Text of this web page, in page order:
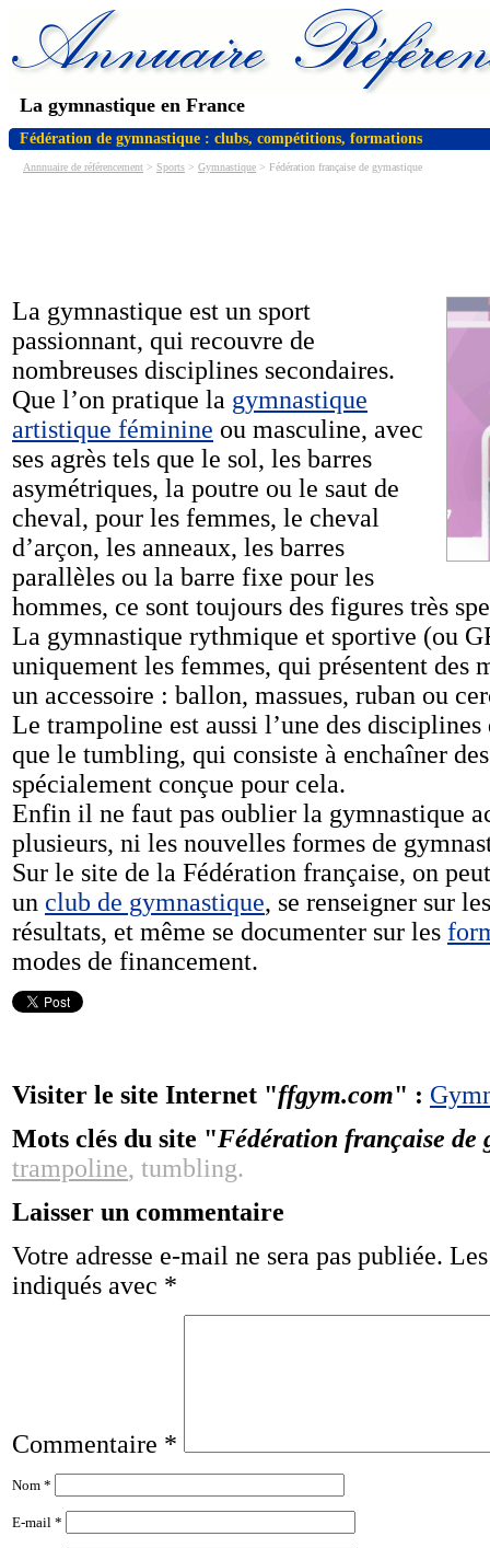
La gymnastique en France
Fédération de gymnastique : clubs, compétitions, formations
Annnuaire de référencement > Sports > Gymnastique > Fédération française de gymastique
La gymnastique est un sport
passionnant, qui recouvre de
nombreuses disciplines secondaires.
Que l’on pratique la gymnastique
artistique féminine ou masculine, avec
ses agrès tels que le sol, les barres
asymétriques, la poutre ou le saut de
cheval, pour les femmes, le cheval
d’arçon, les anneaux, les barres
parallèles ou la barre fixe pour les
hommes, ce sont toujours des figures très
La gymnastique rythmique et sportive (ou
uniquement les femmes, qui présentent des
un accessoire : ballon, massues, ruban ou
Le trampoline est aussi l’une des
que le tumbling, qui consiste à enchaîner
spécialement conçue pour cela.
Enfin il ne faut pas oublier la gymnastique
plusieurs, ni les nouvelles formes de
Sur le site de la Fédération française, on
un club de gymnastique, se renseigner sur
résultats, et même se documenter sur les
modes de financement.
Visiter le site Internet "ffgym.com" :
Mots clés du site "Fédération française de
trampoline, tumbling.
Laisser un commentaire
Votre adresse e-mail ne sera pas publiée.
indiqués avec *
Commentaire *
Nom *
E-mail *